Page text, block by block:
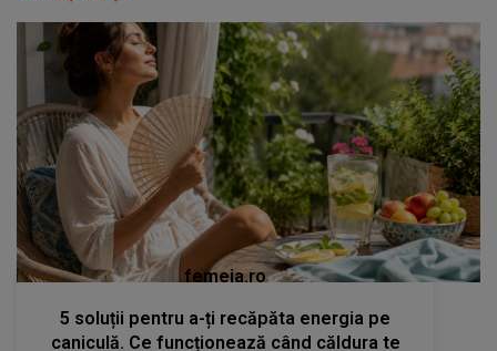
femeia.ro
5 soluții pentru a-ți recăpăta energia pe
caniculă. Ce funcționează când căldura te